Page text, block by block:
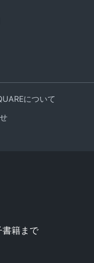
について
書籍まで